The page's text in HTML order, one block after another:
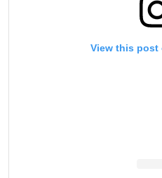
View this post